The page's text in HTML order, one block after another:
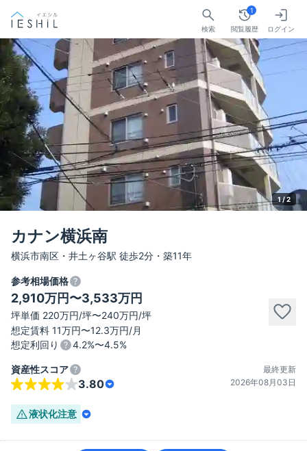
検索 閲覧履歴
1
ログイン
1 /2
カナン横浜南
横浜市南区・井土ヶ谷駅 徒歩2分・築11年
参考相場価格
2,910万円〜3,533万円
坪単価 220万円/坪〜240万円/坪
想定賃料 11万円〜12.3万円/月
想定利回り
4.2%〜4.5%
資産性スコア
3.80
最終更新
2026年08月03日
液状化注意